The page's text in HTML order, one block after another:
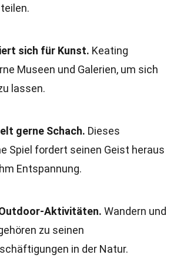
sich für Kunst. Keating
Museen und Galerien, um sich
lassen.
gerne Schach. Dieses
Spiel fordert seinen Geist heraus
Entspannung.
Aktivitäten. Wandern und
zu seinen
in der Natur.